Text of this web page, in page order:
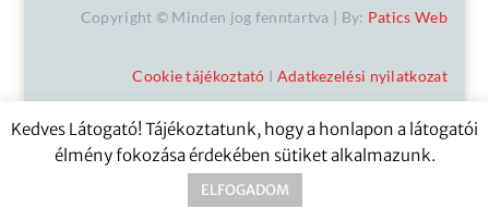
Copyright © Minden jog fenntartva | By: Patics Web
Cookie tájékoztató I Adatkezelési nyilatkozat
Kedves Látogató! Tájékoztatunk, hogy a honlapon a látogatói
élmény fokozása érdekében sütiket alkalmazunk.
ELFOGADOM